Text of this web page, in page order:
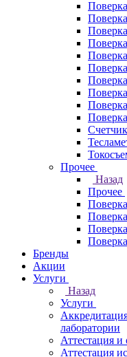
Прочее
Назад
Прочее
Бренды
Акции
Услуги
Назад
Услуги
лаборатории
Аттестация и
Аттестация